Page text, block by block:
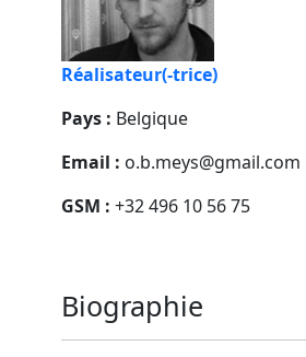
Réalisateur(-trice)
Pays : Belgique
Email : o.b.meys@gmail.com
GSM : +32 496 10 56 75
Biographie